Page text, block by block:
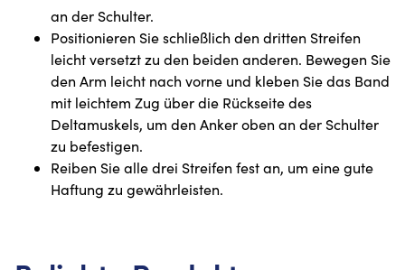
an der Schulter.
Positionieren Sie schließlich den dritten Streifen
leicht versetzt zu den beiden anderen. Bewegen Sie
den Arm leicht nach vorne und kleben Sie das Band
mit leichtem Zug über die Rückseite des
Deltamuskels, um den Anker oben an der Schulter
zu befestigen.
Reiben Sie alle drei Streifen fest an, um eine gute
Haftung zu gewährleisten.